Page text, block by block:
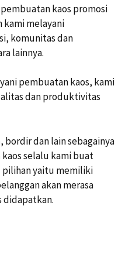
kaos promosi
kami melayani
komunitas dan
lainnya.
pembuatan kaos, kami
dan produktivitas
bordir dan lain sebagainya
selalu kami buat
pilihan yaitu memiliki
akan merasa
didapatkan.